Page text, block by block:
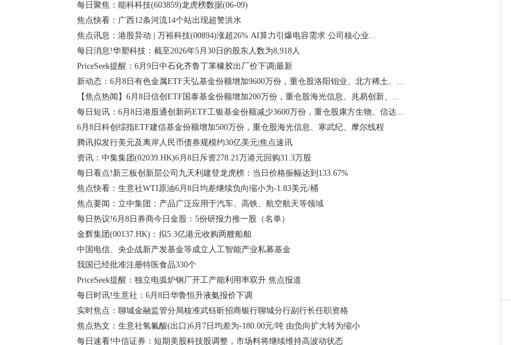
每日聚焦：能科科技(603859)龙虎榜数据(06-09)
焦点快看：广西12条河流14个站出现超警洪水
焦点讯息：港股异动 | 万裕科技(00894)涨超26% AI算力引爆电容需求 公司核心业...
每日消息!华塑科技：截至2026年5月30日的股东人数为8,918人
PriceSeek提醒：6月9日中石化齐鲁丁苯橡胶出厂价下调|最新
新动态：6月8日有色金属ETF天弘基金份额增加9600万份，重仓股洛阳钼业、北方稀土、...
【焦点热闻】6月8日信创ETF国泰基金份额增加200万份，重仓股海光信息、兆易创新、...
每日短讯：6月8日港股通创新药ETF工银基金份额减少3600万份，重仓股康方生物、信达...
6月8日科创综指ETF建信基金份额增加500万份，重仓股海光信息、寒武纪、摩尔线程
腾讯拟发行美元及离岸人民币债券规模约30亿美元|焦点速讯
资讯：中集集团(02039.HK)6月8日斥资278.21万港元回购31.3万股
每日看点!新三板创新层公司九天利建登龙虎榜：当日价格振幅达到133.67%
焦点快看：生意社WTI原油6月8日均差继续负向缩小为-1.83美元/桶
焦点要闻：立中集团：产品广泛应用于汽车、高铁、航空航天等领域
每日热议!6月8日券商今日金股：5份研报力推一股（名单）
金辉集团(00137.HK)：拟5.3亿港元收购两艘船舶
中国电信、央企战新产发基金等成立人工智能产业私募基金
我国已经批准注册特医食品330个
PriceSeek提醒：独立电弧炉钢厂开工产能利用率双升 焦点报道
每日时讯!生意社：6月8日华鲁恒升液氨报价下调
实时焦点：聊城金融监管分局核准武钰昕招商银行聊城分行副行长任职资格
焦点热文：生意社氢氟酸(出口)6月7日均差为-180.00元/吨 由负向扩大转为缩小
每日速看!中信证券：短期美股科技股调整，市场料将继续维持高波动状态